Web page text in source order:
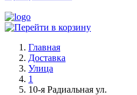
Главная
Доставка
Улица
1
10-я Радиальная ул.